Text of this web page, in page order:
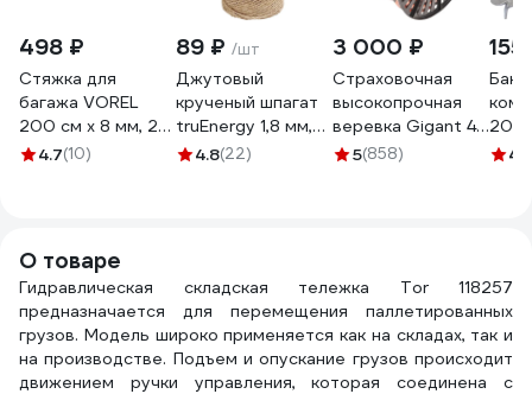
498 ₽
Стяжка для
багажа VOREL
200 см х 8 мм, 2
шт. 82320
4.7(10)
89 ₽ /шт
Джутовый
крученый шпагат
truEnergy 1,8 мм,
100 м 12377
4.8(22)
3 000 ₽
Страховочная
высокопрочная
веревка Gigant 48
прядей, 10 мм х50
5(858)
155
4.4
О товаре
Гидравлическая складская тележка Tor 118257
предназначается для перемещения паллетированных
грузов. Модель широко применяется как на складах, так и
на производстве. Подъем и опускание грузов происходит
движением ручки управления, которая соединена с